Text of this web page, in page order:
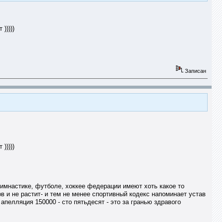
)))))
Записан
)))))
футболе, хоккее федерации имеют хоть какое то
не растит- и тем не менее спортивный кодекс напоминает устав
150000 - сто пятьдесят - это за гранью здравого